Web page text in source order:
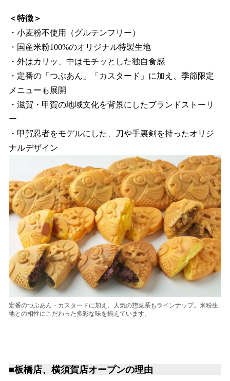
＜特徴＞
・小麦粉不使用（グルテンフリー）
・国産米粉100%のオリジナル特製生地
・外はカリッ、中はモチッとした独自食感
・定番の「つぶあん」「カスタード」に加え、季節限定
メニューも展開
・滋賀・甲賀の地域文化を背景にしたブランドストーリ
ー
・甲賀忍者をモデルにした、刀や手裏剣を持ったオリジ
ナルデザイン
定番のつぶあん・カスタードに加え、人気の惣菜系もラインナップ。米粉生
地との相性にこだわった多彩な味を揃えています。
■板橋店、横須賀店オープンの理由